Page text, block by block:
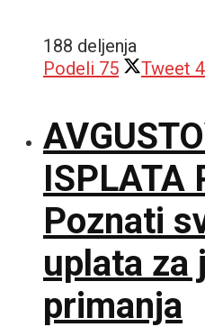
188 deljenja
Podeli 75 Tweet
ISPLATA
Poznati
uplata za
primanja